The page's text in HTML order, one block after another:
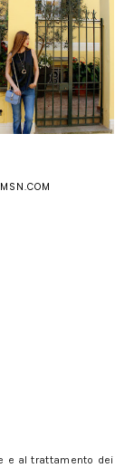
e al trattamento dei